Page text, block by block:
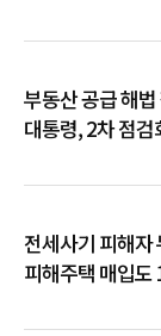
부동산 공급 해
대통령, 2차 점검
전세사기 피해
피해주택 매입도